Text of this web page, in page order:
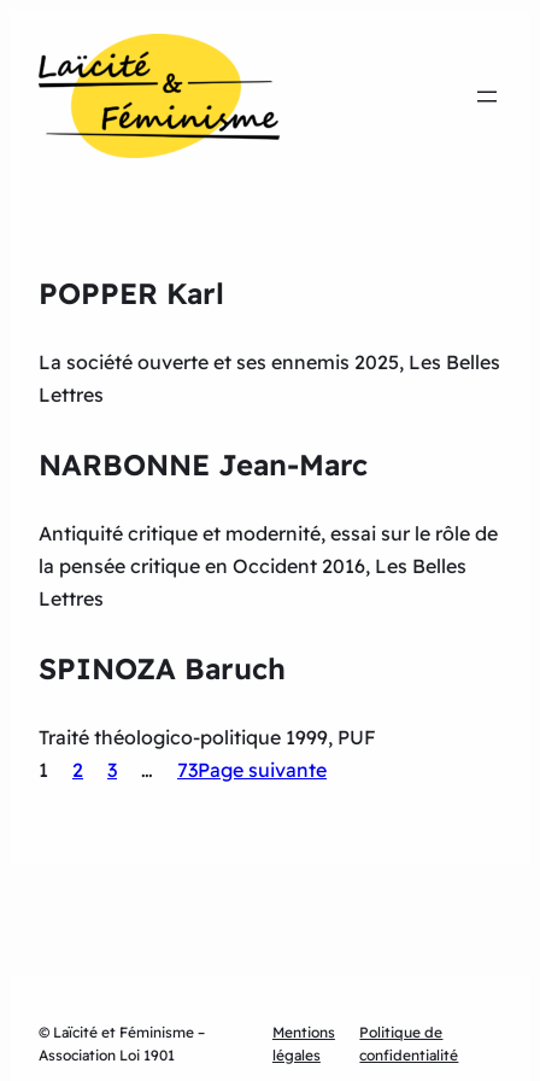
POPPER Karl
La société ouverte et ses ennemis 2025, Les Belles
Lettres
NARBONNE Jean-Marc
Antiquité critique et modernité, essai sur le rôle de
la pensée critique en Occident 2016, Les Belles
Lettres
SPINOZA Baruch
Traité théologico-politique 1999, PUF
1
2 3 … 73Page suivante
© Laïcité et Féminisme –
Association Loi 1901
Mentions
légales
Politique de
confidentialité